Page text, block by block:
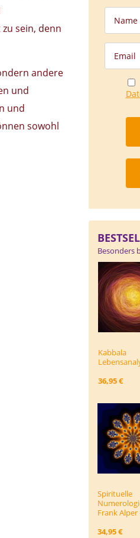
sein, denn
andere
und
und
sowohl
Besonders
Kabbala
36,95 €
Spirituelle
Frank Alper
34,95 €